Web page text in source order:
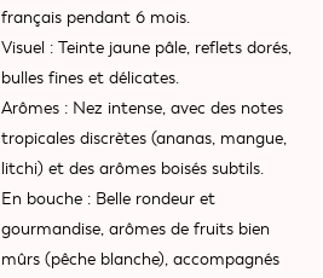
français pendant 6 mois.
Visuel : Teinte jaune pâle, reflets dorés,
bulles fines et délicates.
Arômes : Nez intense, avec des notes
tropicales discrètes (ananas, mangue,
litchi) et des arômes boisés subtils.
En bouche : Belle rondeur et
gourmandise, arômes de fruits bien
mûrs (pêche blanche), accompagnés